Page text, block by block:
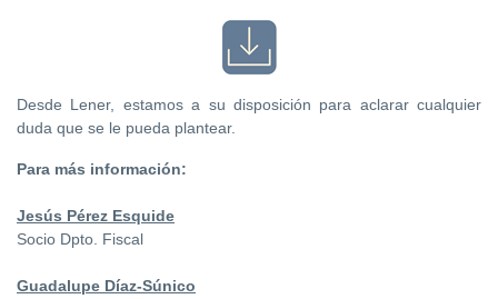
Desde Lener, estamos a su disposición para aclarar cualquier
duda que se le pueda plantear.
Para más información:
Jesús Pérez Esquide
Socio Dpto. Fiscal
Guadalupe Díaz-Súnico